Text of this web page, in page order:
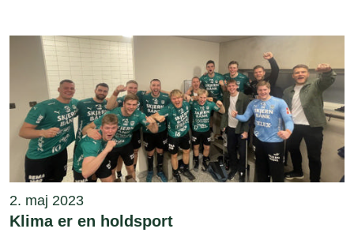
2. maj 2023
Klima er en holdsport